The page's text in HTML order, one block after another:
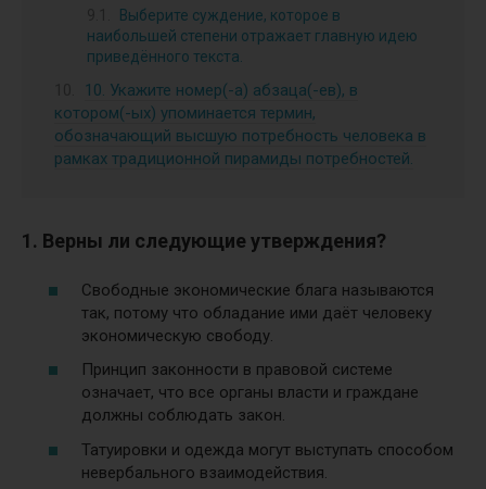
Выберите суждение, которое в
наибольшей степени отражает главную идею
приведённого текста.
10. Укажите номер(-а) абзаца(-ев), в
котором(-ых) упоминается термин,
обозначающий высшую потребность человека в
рамках традиционной пирамиды потребностей.
1. Верны ли следующие утверждения?
Свободные экономические блага называются
так, потому что обладание ими даёт человеку
экономическую свободу.
Принцип законности в правовой системе
означает, что все органы власти и граждане
должны соблюдать закон.
Татуировки и одежда могут выступать способом
невербального взаимодействия.